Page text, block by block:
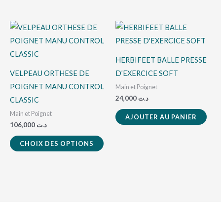
VELPEAU ORTHESE DE
POIGNET MANU CONTROL
CLASSIC
Main et Poignet
د.ت
CHOIX DES OPTIONS
produit
peuvent
choisies
du
HERBIFEET BALLE PRESSE
D’EXERCICE SOFT
Main et Poignet
د.ت
AJOUTER AU PANIER